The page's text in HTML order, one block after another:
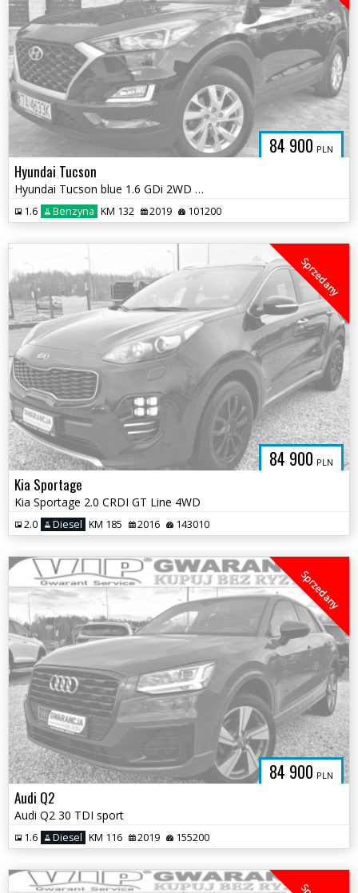
84 900 PLN
Hyundai Tucson
Hyundai Tucson blue 1.6 GDi 2WD Navi
1.6 Benzyna KM 132 2019 101200
84 900 PLN
Sprzedany
Kia Sportage
Kia Sportage 2.0 CRDI GT Line 4WD
2.0 Diesel KM 185 2016 143010
84 900 PLN
Sprzedany
Audi Q2
Audi Q2 30 TDI sport
1.6 Diesel KM 116 2019 155200